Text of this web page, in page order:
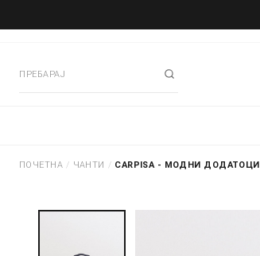
ПОЧЕТНА / ЧАНТИ / CARPISA - МОДНИ ДОДАТОЦИ